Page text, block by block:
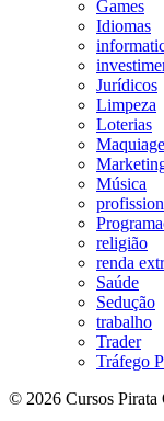
Games
Idiomas
Jurídicos
Limpeza
Loterias
Música
religião
renda
Saúde
Sedução
trabalho
Trader
Tráfego
© 2026 Cursos Pirata